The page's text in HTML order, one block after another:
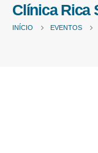
Clínica Rica
INÍCIO EVENTOS